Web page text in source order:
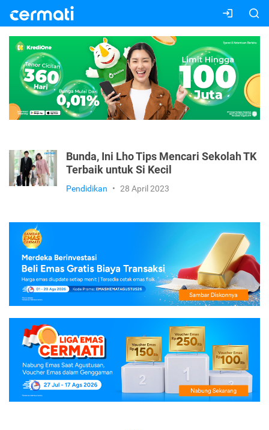
Bunda, Ini Lho Tips Mencari Sekolah TK
Terbaik untuk Si Kecil
Pendidikan • 28 April 2023